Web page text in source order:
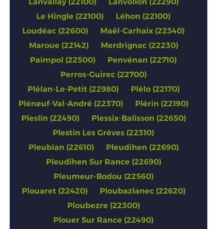
Le Hingle (22100)
Léhon (22100)
Loudéac (22600)
Maël-Carhaix (22340)
Maroue (22142)
Merdrignac (22230)
Paimpol (22500)
Penvénan (22710)
Perros-Guirec (22700)
Plélan-Le-Petit (22980)
Plélo (22170)
Pléneuf-Val-André (22370)
Plérin (22190)
Pleslin (22490)
Plessix-Balisson (22650)
Plestin Les Gréves (22310)
Pleubian (22610)
Pleudihen (22690)
Pleudihen Sur Rance (22690)
Pleumeur-Bodou (22560)
Plouaret (22420)
Ploubazlanec (22620)
Ploubezre (22300)
Plouer Sur Rance (22490)